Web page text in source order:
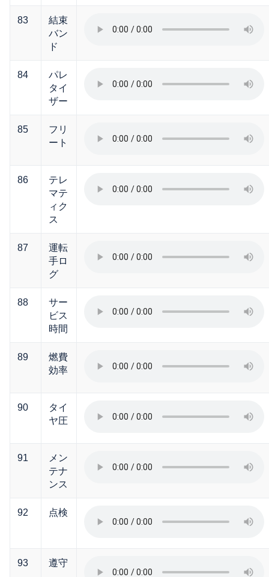
83
結束
バン
ド
84
パレ
タイ
ザー
85
フリ
ート
86
テレ
マテ
ィク
ス
87
運転
手ロ
グ
88
サー
ビス
時間
89
燃費
効率
90
タイ
ヤ圧
91
メン
テナ
ンス
92 点検
93 遵守